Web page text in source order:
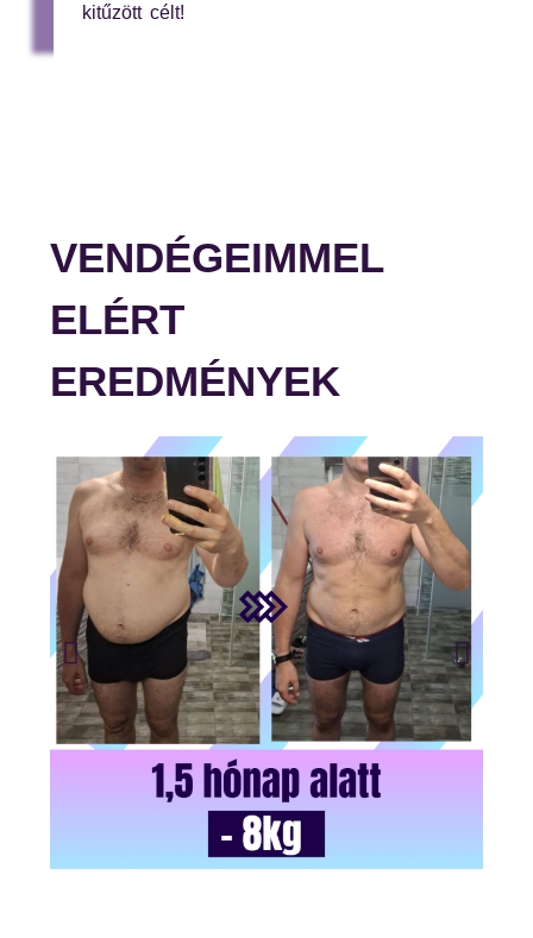
kitűzött célt!
VENDÉGEIMMEL
ELÉRT
EREDMÉNYEK